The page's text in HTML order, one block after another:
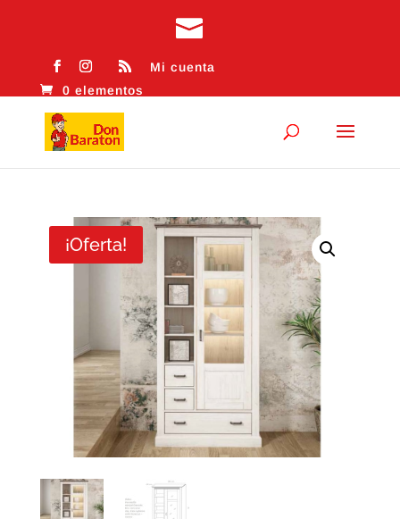
Mi cuenta
0 elementos
¡Oferta!